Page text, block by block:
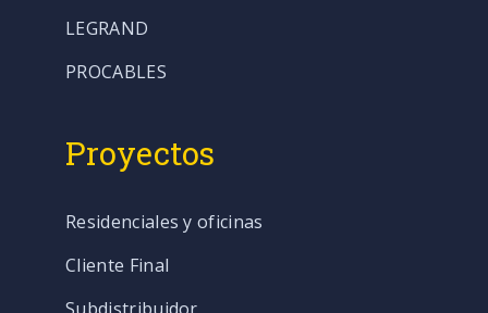
LEGRAND
PROCABLES
Proyectos
Residenciales y oficinas
Cliente Final
Subdistribuidor